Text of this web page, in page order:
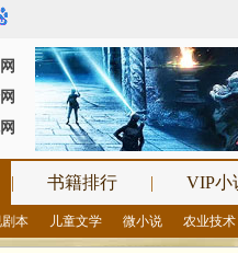
| 书籍排行 | VIP小
本 儿童文学 微小说 农业技术